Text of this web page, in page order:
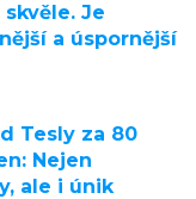
Je
a úspornější
Tesly za 80
Nejen
ale i únik